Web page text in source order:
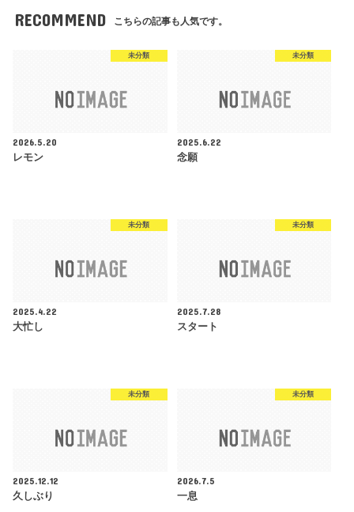
RECOMMEND こちらの記事も人気です。
未分類
2026.5.20
レモン
未分類
2025.6.22
念願
未分類
2025.4.22
大忙し
未分類
2025.7.28
スタート
未分類
2025.12.12
久しぶり
未分類
2026.7.5
一息